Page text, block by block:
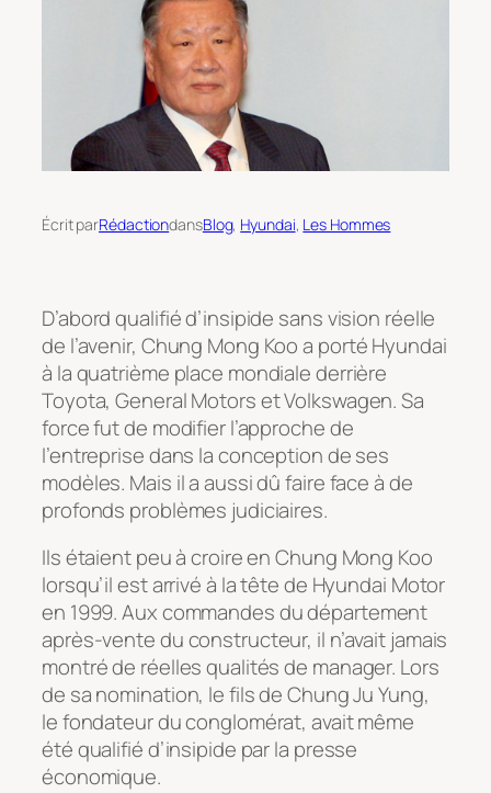
Écrit parRédactiondansBlog, Hyundai, Les Hommes
D’abord qualifié d’insipide sans vision réelle
de l’avenir, Chung Mong Koo a porté Hyundai
à la quatrième place mondiale derrière
Toyota, General Motors et Volkswagen. Sa
force fut de modifier l’approche de
l’entreprise dans la conception de ses
modèles. Mais il a aussi dû faire face à de
profonds problèmes judiciaires.
Ils étaient peu à croire en Chung Mong Koo
lorsqu’il est arrivé à la tête de Hyundai Motor
en 1999. Aux commandes du département
après-vente du constructeur, il n’avait jamais
montré de réelles qualités de manager. Lors
de sa nomination, le fils de Chung Ju Yung,
le fondateur du conglomérat, avait même
été qualifié d’insipide par la presse
économique.